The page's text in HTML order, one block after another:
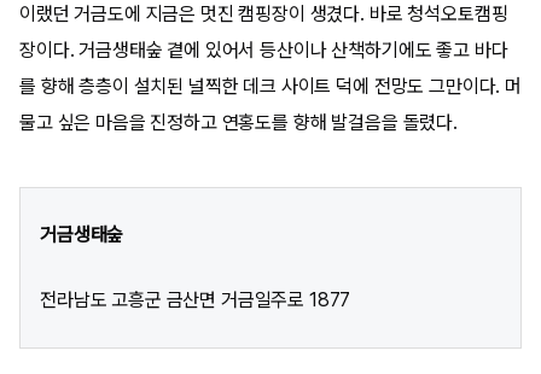
이랬던 거금도에 지금은 멋진 캠핑장이 생겼다. 바로 청석오토캠핑
장이다. 거금생태숲 곁에 있어서 등산이나 산책하기에도 좋고 바다
를 향해 층층이 설치된 널찍한 데크 사이트 덕에 전망도 그만이다. 머
물고 싶은 마음을 진정하고 연홍도를 향해 발걸음을 돌렸다.
거금생태숲
전라남도 고흥군 금산면 거금일주로 1877